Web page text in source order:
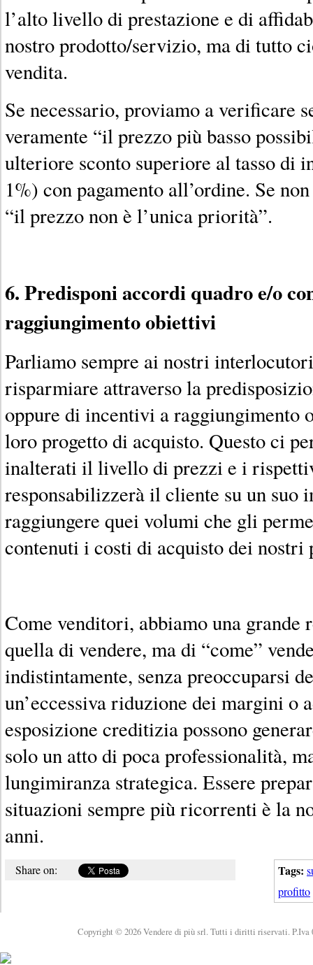
l’alto livello di prestazione e di
nostro prodotto/servizio, ma di tutto
vendita.
Se necessario, proviamo a verificare
veramente “il prezzo più basso
ulteriore sconto superiore al tasso di
1%) con pagamento all’ordine. Se
“il prezzo non è l’unica priorità”.
6. Predisponi accordi quadro e/o
raggiungimento obiettivi
Parliamo sempre ai nostri
risparmiare attraverso la
oppure di incentivi a raggiungimento
loro progetto di acquisto. Questo ci
inalterati il livello di prezzi e i
responsabilizzerà il cliente su un suo
raggiungere quei volumi che gli
contenuti i costi di acquisto dei
Come venditori, abbiamo una grande
quella di vendere, ma di “come”
indistintamente, senza preoccuparsi
un’eccessiva riduzione dei margini o
esposizione creditizia possono
solo un atto di poca professionalità,
lungimiranza strategica. Essere
situazioni sempre più ricorrenti è la
anni.
Tags:
profitto
Share on:
Copyright © 2026 Vendere di più srl. Tutti i diritti riservati. P.Iva